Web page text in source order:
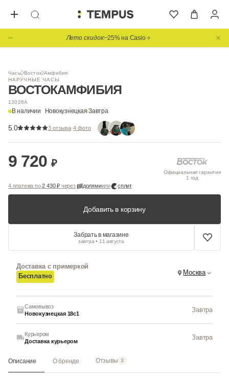
Лето скидок−25% на Casio
Часы Восток Амфибия
НАРУЧНЫЕ ЧАСЫ
ВОСТОКАМФИБИЯ
13026А
В наличии Новокузнецкая/Завтра
5.0 3 отзыва·4 фото
9 720 ₽
Официальная гарантия
1 год
4 платежа по2 430 ₽через долямиили сплит
Добавить в корзину
Забрать в магазине
завтра • 11 августа
Доставка с примеркой
Бесплатно
Москва
Самовывоз
Новокузнецкая 18с1
Завтра
Курьером
Доставка курьером
Завтра
Описание О бренде Отзывы 3